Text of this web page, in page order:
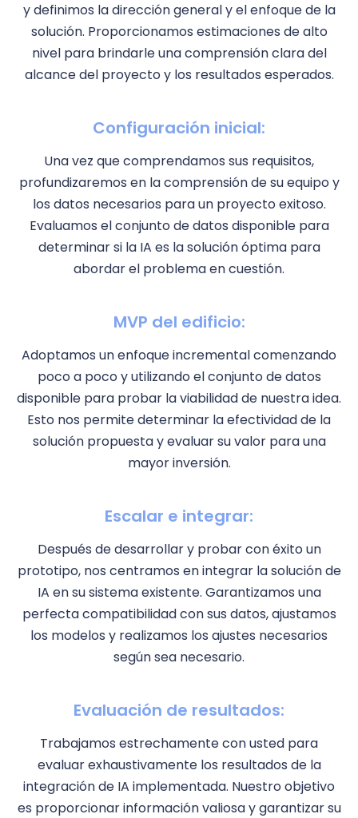
y definimos la dirección general y el enfoque de la
solución. Proporcionamos estimaciones de alto
nivel para brindarle una comprensión clara del
alcance del proyecto y los resultados esperados.
Configuración inicial:
Una vez que comprendamos sus requisitos,
profundizaremos en la comprensión de su equipo y
los datos necesarios para un proyecto exitoso.
Evaluamos el conjunto de datos disponible para
determinar si la IA es la solución óptima para
abordar el problema en cuestión.
MVP del edificio:
Adoptamos un enfoque incremental comenzando
poco a poco y utilizando el conjunto de datos
disponible para probar la viabilidad de nuestra idea.
Esto nos permite determinar la efectividad de la
solución propuesta y evaluar su valor para una
mayor inversión.
Escalar e integrar:
Después de desarrollar y probar con éxito un
prototipo, nos centramos en integrar la solución de
IA en su sistema existente. Garantizamos una
perfecta compatibilidad con sus datos, ajustamos
los modelos y realizamos los ajustes necesarios
según sea necesario.
Evaluación de resultados:
Trabajamos estrechamente con usted para
evaluar exhaustivamente los resultados de la
integración de IA implementada. Nuestro objetivo
es proporcionar información valiosa y garantizar su